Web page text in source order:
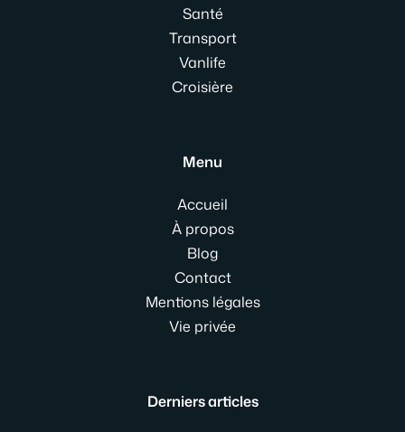
Santé
Transport
Vanlife
Croisière
Menu
Accueil
À propos
Blog
Contact
Mentions légales
Vie privée
Derniers articles